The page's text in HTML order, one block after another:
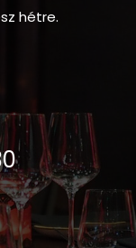
hétre.